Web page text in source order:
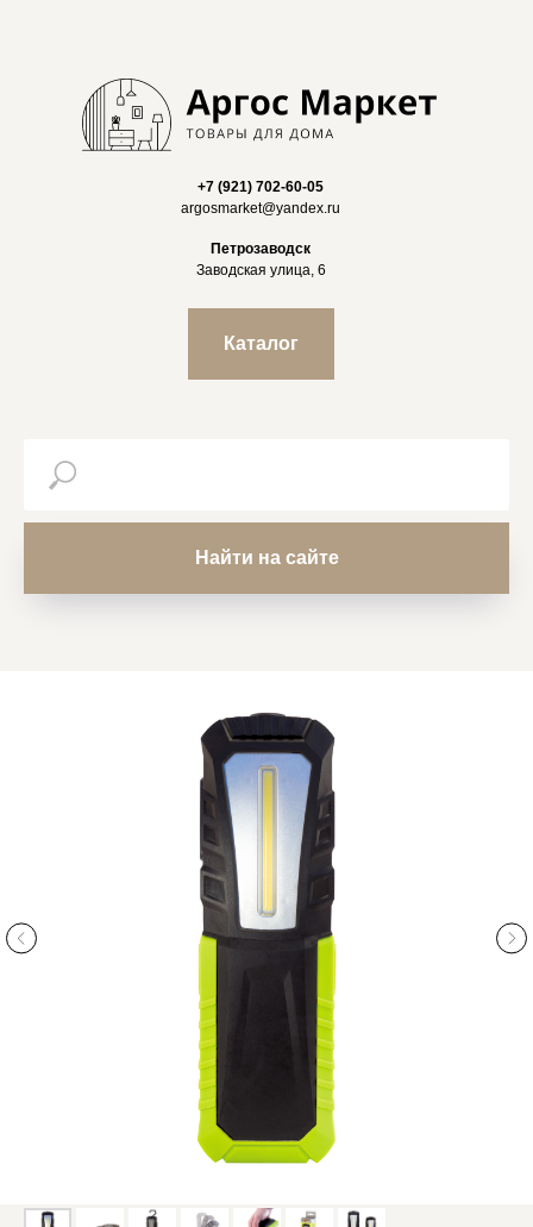
+7 (921) 702-60-05
argosmarket@yandex.ru
Петрозаводск
Заводская улица, 6
Каталог
Найти на сайте